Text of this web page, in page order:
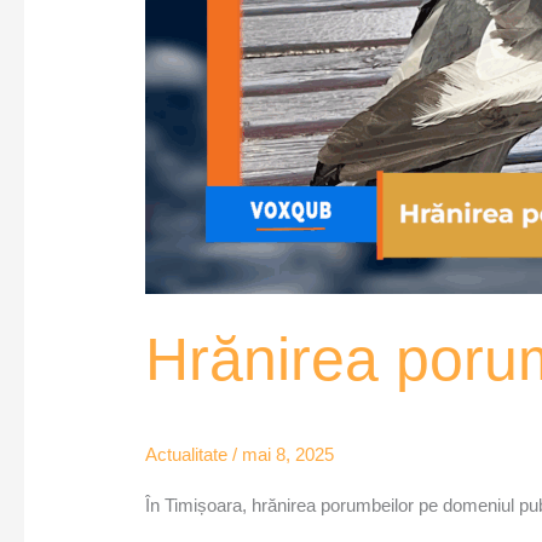
Hrănirea
Actualitate / mai 8, 2025
În Timișoara, hrănirea porumbeilor pe domeniul